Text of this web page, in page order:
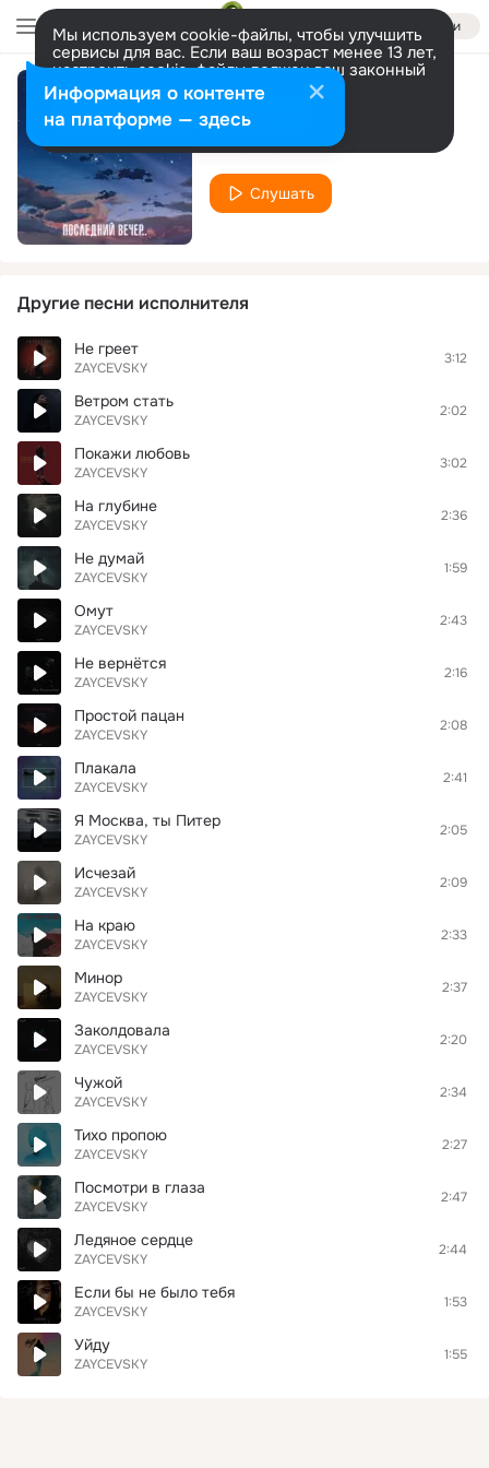
Войти
Мы используем cookie-файлы, чтобы улучшить
сервисы для вас. Если ваш возраст менее 13 лет,
настроить cookie-файлы должен ваш законный
представитель. Больше информации
Разрешить все Настроить
Последний вечер
ZAYCEVSKY
Слушать
Другие песни исполнителя
Не греет
ZAYCEVSKY
3:12
Ветром стать
ZAYCEVSKY
2:02
Покажи любовь
ZAYCEVSKY
3:02
На глубине
ZAYCEVSKY
2:36
Не думай
ZAYCEVSKY
1:59
Омут
ZAYCEVSKY
2:43
Не вернётся
ZAYCEVSKY
2:16
Простой пацан
ZAYCEVSKY
2:08
Плакала
ZAYCEVSKY
2:41
Я Москва, ты Питер
ZAYCEVSKY
2:05
Исчезай
ZAYCEVSKY
2:09
На краю
ZAYCEVSKY
2:33
Минор
ZAYCEVSKY
2:37
Заколдовала
ZAYCEVSKY
2:20
Чужой
ZAYCEVSKY
2:34
Тихо пропою
ZAYCEVSKY
2:27
Посмотри в глаза
ZAYCEVSKY
2:47
Ледяное сердце
ZAYCEVSKY
2:44
Если бы не было тебя
ZAYCEVSKY
1:53
Уйду
ZAYCEVSKY
1:55
Информация о контенте
на платформе — здесь